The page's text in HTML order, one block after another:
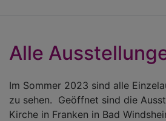
Alle
Im Sommer 2023 sind alle
zu sehen. Geöffnet sind die
Kirche in Franken in Bad